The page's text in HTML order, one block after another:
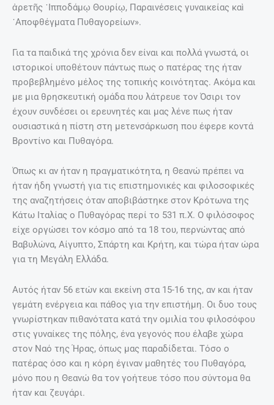
ἀρετῆς ῾Ιπποδάμῳ Θουρίῳ, Παραινέσεις γυναικείας καὶ
᾿Αποφθέγματα Πυθαγορείων».
Για τα παιδικά της χρόνια δεν είναι και πολλά γνωστά, οι
ιστορικοί υποθέτουν πάντως πως ο πατέρας της ήταν
προβεβλημένο μέλος της τοπικής κοινότητας. Ακόμα και
με μια θρησκευτική ομάδα που λάτρευε τον Όσιρι τον
έχουν συνδέσει οι ερευνητές και μας λένε πως ήταν
ουσιαστικά η πίστη στη μετενσάρκωση που έφερε κοντά
Βροντίνο και Πυθαγόρα.
Όπως κι αν ήταν η πραγματικότητα, η Θεανώ πρέπει να
ήταν ήδη γνωστή για τις επιστημονικές και φιλοσοφικές
της αναζητήσεις όταν αποβιβάστηκε στον Κρότωνα της
Κάτω Ιταλίας ο Πυθαγόρας περί το 531 π.Χ. Ο φιλόσοφος
είχε οργώσει τον κόσμο από τα 18 του, περνώντας από
Βαβυλώνα, Αίγυπτο, Σπάρτη και Κρήτη, και τώρα ήταν ώρα
για τη Μεγάλη Ελλάδα.
Αυτός ήταν 56 ετών και εκείνη στα 15-16 της, αν και ήταν
γεμάτη ενέργεια και πάθος για την επιστήμη. Οι δυο τους
γνωρίστηκαν πιθανότατα κατά την ομιλία του φιλοσόφου
στις γυναίκες της πόλης, ένα γεγονός που έλαβε χώρα
στον Ναό της Ήρας, όπως μας παραδίδεται. Τόσο ο
πατέρας όσο και η κόρη έγιναν μαθητές του Πυθαγόρα,
μόνο που η Θεανώ θα τον γοήτευε τόσο που σύντομα θα
ήταν και ζευγάρι.